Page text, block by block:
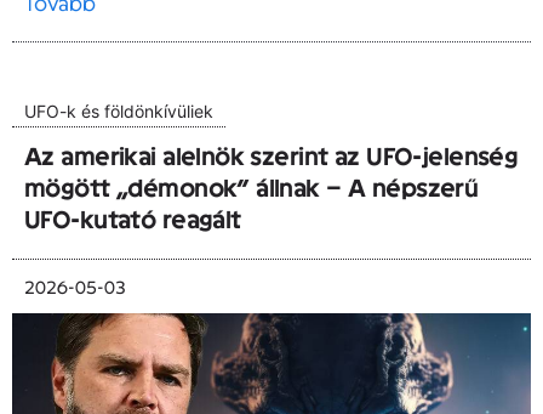
UFO-k és földönkívüliek
Az amerikai alelnök szerint az UFO-jelenség
mögött „démonok” állnak – A népszerű
UFO-kutató reagált
2026-05-03